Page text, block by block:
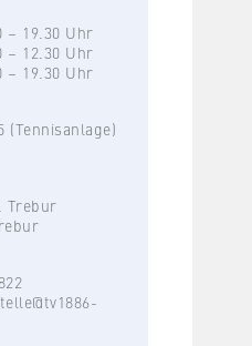
– 19.30 Uhr
– 12.30 Uhr
– 19.30 Uhr
(Tennisanlage)
Trebur